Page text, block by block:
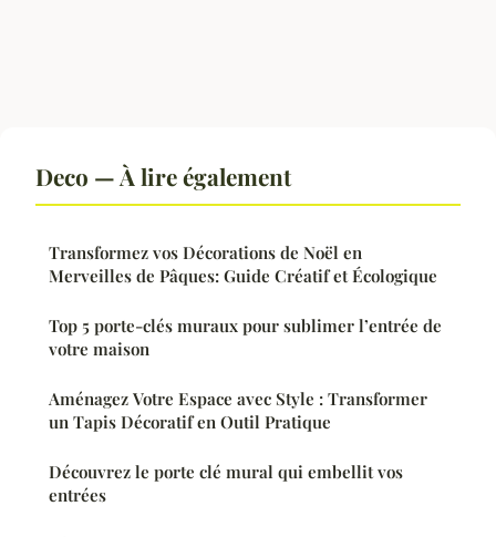
Deco — À lire également
Transformez vos Décorations de Noël en
Merveilles de Pâques: Guide Créatif et Écologique
Top 5 porte-clés muraux pour sublimer l’entrée de
votre maison
Aménagez Votre Espace avec Style : Transformer
un Tapis Décoratif en Outil Pratique
Découvrez le porte clé mural qui embellit vos
entrées